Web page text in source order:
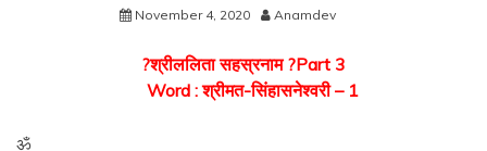
November 4, 2020 Anamdev
?श्रीललिता सहस्रनाम ?Part 3
Word : श्रीमत-सिंहासनेश्वरी – 1
ॐ